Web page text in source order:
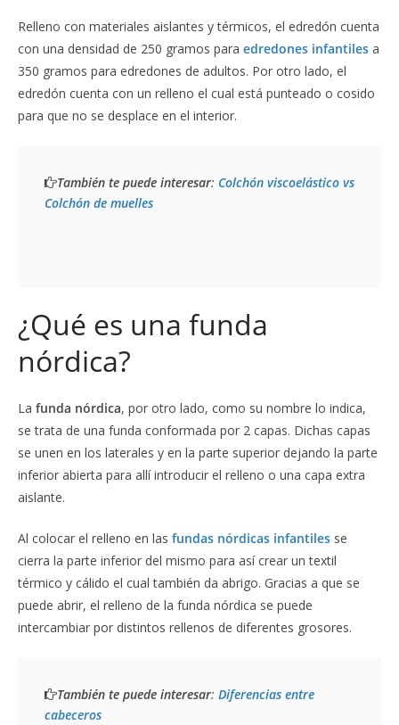
Relleno con materiales aislantes y térmicos, el edredón cuenta
con una densidad de 250 gramos para edredones infantiles a
350 gramos para edredones de adultos. Por otro lado, el
edredón cuenta con un relleno el cual está punteado o cosido
para que no se desplace en el interior.
También te puede interesar: Colchón viscoelástico vs
Colchón de muelles
¿Qué es una funda
nórdica?
La funda nórdica, por otro lado, como su nombre lo indica,
se trata de una funda conformada por 2 capas. Dichas capas
se unen en los laterales y en la parte superior dejando la parte
inferior abierta para allí introducir el relleno o una capa extra
aislante.
Al colocar el relleno en las fundas nórdicas infantiles se
cierra la parte inferior del mismo para así crear un textil
térmico y cálido el cual también da abrigo. Gracias a que se
puede abrir, el relleno de la funda nórdica se puede
intercambiar por distintos rellenos de diferentes grosores.
También te puede interesar: Diferencias entre
cabeceros